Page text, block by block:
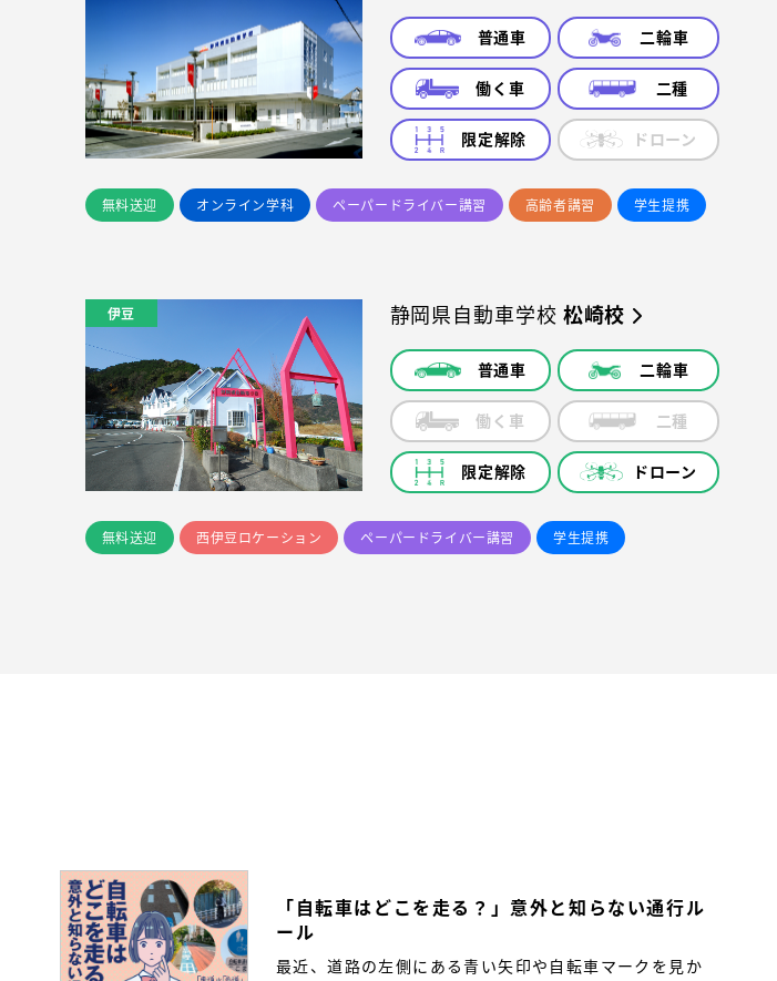
普通車 二輪車
働く車 二種
限定解除 ドローン
無料送迎 オンライン学科 ペーパードライバー講習 高齢者講習 学生提携
伊豆 静岡県自動車学校 松崎校
普通車 二輪車
働く車 二種
限定解除 ドローン
無料送迎 西伊豆ロケーション ペーパードライバー講習 学生提携
「自転車はどこを走る？」意外と知らない通行ル
ール
最近、道路の左側にある青い矢印や自転車マークを見か